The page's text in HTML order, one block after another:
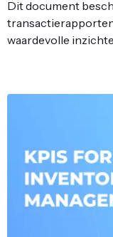
Dit document
waardevolle